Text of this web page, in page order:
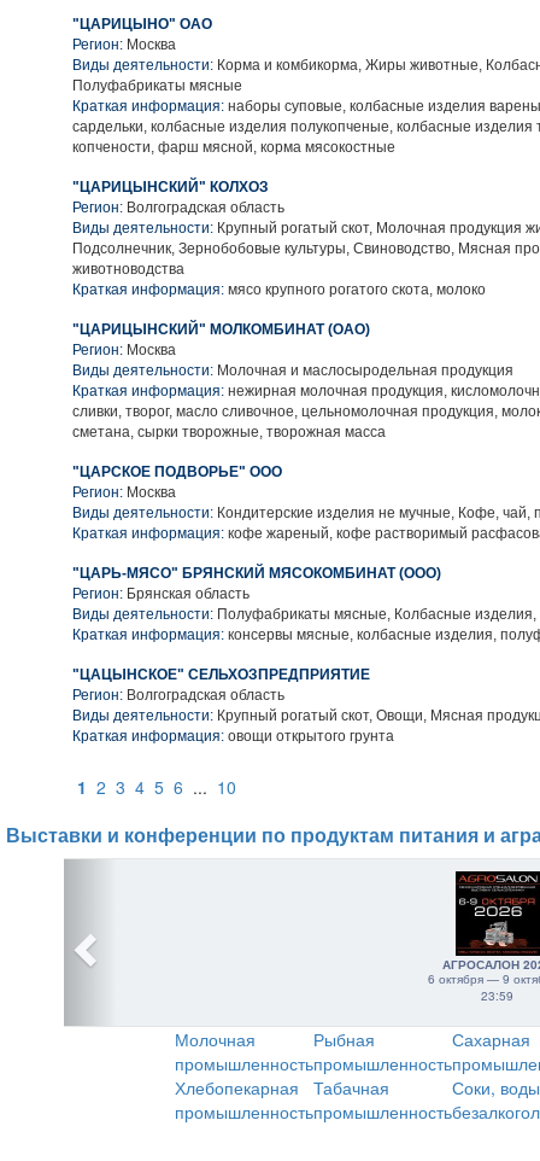
"ЦАРИЦЫНО" ОАО
Регион: Москва
Виды деятельности: Корма и комбикорма, Жиры животные,
Полуфабрикаты мясные
Краткая информация: наборы суповые, колбасные изделия
сардельки, колбасные изделия полукопченые, колбасные изделия
копчености, фарш мясной, корма мясокостные
"ЦАРИЦЫНСКИЙ" КОЛХОЗ
Регион: Волгоградская область
Виды деятельности: Крупный рогатый скот, Молочная продукция
Подсолнечник, Зернобобовые культуры, Свиноводство, Мясная
животноводства
Краткая информация: мясо крупного рогатого скота, молоко
"ЦАРИЦЫНСКИЙ" МОЛКОМБИНАТ (ОАО)
Регион: Москва
Виды деятельности: Молочная и маслосыродельная продукция
Краткая информация: нежирная молочная продукция,
сливки, творог, масло сливочное, цельномолочная продукция,
сметана, сырки творожные, творожная масса
"ЦАРСКОЕ ПОДВОРЬЕ" ООО
Регион: Москва
Виды деятельности: Кондитерские изделия не мучные, Кофе, чай,
Краткая информация: кофе жареный, кофе растворимый
"ЦАРЬ-МЯСО" БРЯНСКИЙ МЯСОКОМБИНАТ (ООО)
Регион: Брянская область
Виды деятельности: Полуфабрикаты мясные, Колбасные
Краткая информация: консервы мясные, колбасные изделия,
"ЦАЦЫНСКОЕ" СЕЛЬХОЗПРЕДПРИЯТИЕ
Регион: Волгоградская область
Виды деятельности: Крупный рогатый скот, Овощи, Мясная
Краткая информация: овощи открытого грунта
1 2 3 4 5 6 ... 10
Выставки и конференции по продуктам питания и
АГРОСАЛОН
6 октября — 9
23:59
Молочная
промышленность
Рыбная
промышленность
Сахарная
Хлебопекарная
промышленность
Табачная
промышленность
Соки,